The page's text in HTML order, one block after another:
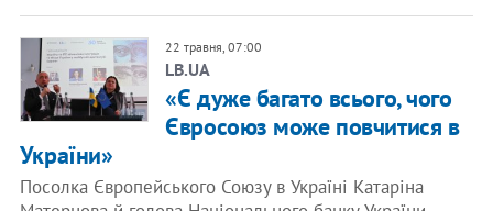
22 травня, 07:00
LB.UA
«Є дуже багато всього, чого
Євросоюз може повчитися в
України»
Посолка Європейського Союзу в Україні Катаріна